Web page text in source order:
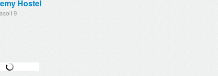
Hostel
9